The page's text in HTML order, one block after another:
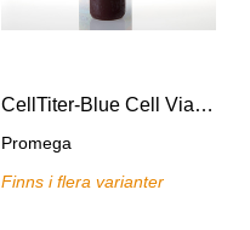
CellTiter-Blue Cell Viability Assay
Promega
Finns i flera varianter